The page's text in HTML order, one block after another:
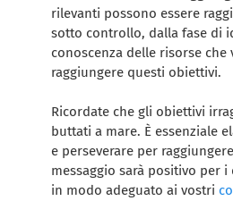
rilevanti possono essere
sotto controllo, dalla fase di
conoscenza delle risorse che
raggiungere questi obiettivi.
Ricordate che gli obiettivi
buttati a mare. È essenziale
e perseverare per
messaggio sarà positivo per
in modo adeguato ai vostri